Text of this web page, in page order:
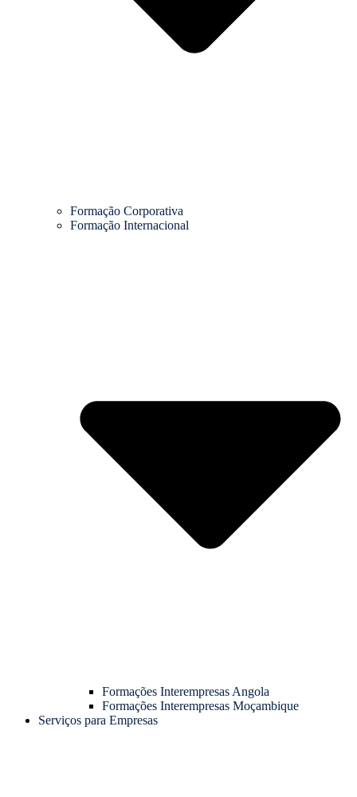
Formação Corporativa
Formação Internacional
Formações Interempresas Angola
Formações Interempresas Moçambique
Serviços para Empresas